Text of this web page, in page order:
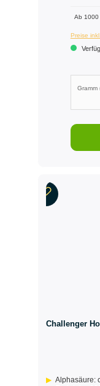
Ab 1000
Preise
Gramm
Challenger
Alphasäure: